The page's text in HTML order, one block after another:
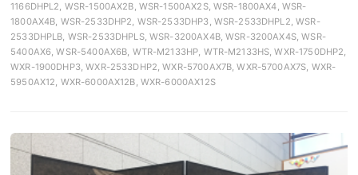
1166DHPL2, WSR-1500AX2B, WSR-1500AX2S, WSR-1800AX4, WSR-
1800AX4B, WSR-2533DHP2, WSR-2533DHP3, WSR-2533DHPL2, WSR-
2533DHPLB, WSR-2533DHPLS, WSR-3200AX4B, WSR-3200AX4S, WSR-
5400AX6, WSR-5400AX6B, WTR-M2133HP, WTR-M2133HS, WXR-1750DHP2,
WXR-1900DHP3, WXR-2533DHP2, WXR-5700AX7B, WXR-5700AX7S, WXR-
5950AX12, WXR-6000AX12B, WXR-6000AX12S